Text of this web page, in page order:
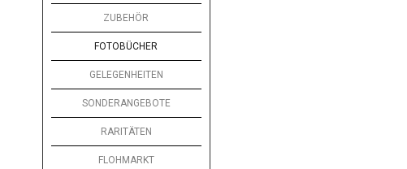
ZUBEHÖR
FOTOBÜCHER
GELEGENHEITEN
SONDERANGEBOTE
RARITÄTEN
FLOHMARKT